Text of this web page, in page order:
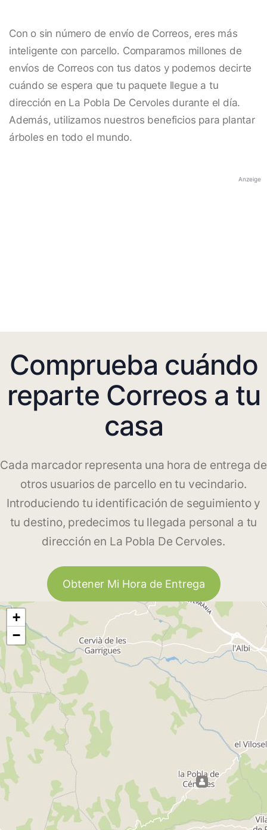
Con o sin número de envío de Correos, eres más
inteligente con parcello. Comparamos millones de
envíos de Correos con tus datos y podemos decirte
cuándo se espera que tu paquete llegue a tu
dirección en La Pobla De Cervoles durante el día.
Además, utilizamos nuestros beneficios para plantar
árboles en todo el mundo.
Anzeige
Comprueba cuándo
reparte Correos a tu
casa
Cada marcador representa una hora de entrega de
otros usuarios de parcello en tu vecindario.
Introduciendo tu identificación de seguimiento y
tu destino, predecimos tu llegada personal a tu
dirección en La Pobla De Cervoles.
Obtener Mi Hora de Entrega
+
−